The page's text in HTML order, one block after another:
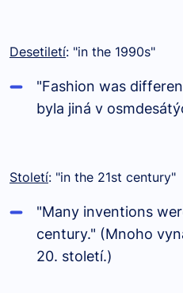
Desetiletí: "in the 1990s"
"Fashion was
byla jiná v
Století: "in the 21st century"
"Many inventions
century." (Mnoho
20. století.)